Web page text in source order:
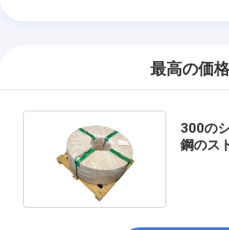
最高の価
300の
鋼のス